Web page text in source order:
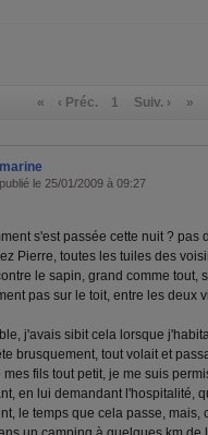
« ‹ Préc. 1 Suiv. › »
marine
publié le 25/01/2009 à 09:27
s'est passée cette nuit ? pas
Pierre, toutes les tuiles des
le sapin, grand comme tout,
pas sur le toit, entre les deux
j'avais sibit cela lorsque
brusquement, tout volait et
mes fils tout petit, je me suis
en lui demandant l'hospitalité,
le temps que cela passe, mais,